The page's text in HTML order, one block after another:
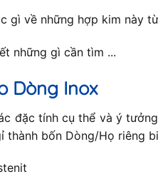
gì về những hợp kim này
những gì cần tìm ...
Dòng Inox
đặc tính cụ thể và ý
thành bốn Dòng/Họ riêng